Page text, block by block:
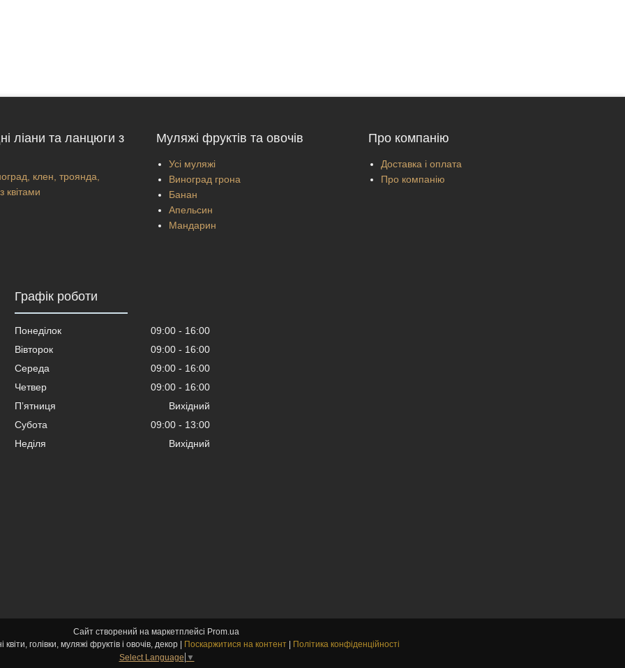
ліани та ланцюги з
клен, троянда,
квітами
Муляжі фруктів та овочів
Усі муляжі
Виноград грона
Банан
Апельсин
Мандарин
Про компанію
Доставка і оплата
Про компанію
Графік роботи
Понеділок 09:00
16:00
Вівторок
09:00
16:00
Середа
09:00
16:00
Четвер
09:00
16:00
Пʼятниця
Вихідний
Субота
09:00
13:00
Неділя
Вихідний
Сайт створений на маркетплейсі Prom.ua
Поскаржитися на контент
Політика конфіденційності
Select Language ▼